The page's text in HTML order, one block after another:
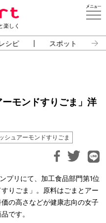
楽しく
シピ スポット
モンドすりごま」洋
シュアーモンドすりごま
プリにて、加工食品部門第1位
りごま」。原料はごまとアー
の高さなどが健康志向の女子
です。